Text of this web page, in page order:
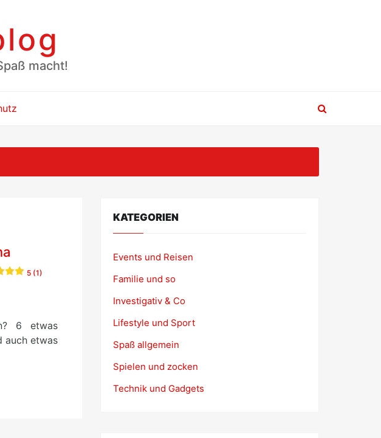
macht!
5 (1)
6 etwas
auch etwas
KATEGORIEN
Events und Reisen
Familie und so
Investigativ & Co
Lifestyle und Sport
Spaß allgemein
Spielen und zocken
Technik und Gadgets